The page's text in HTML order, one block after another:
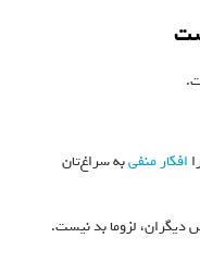
افکار منفیبه سراغ‌تان
لزوما بد نیست.